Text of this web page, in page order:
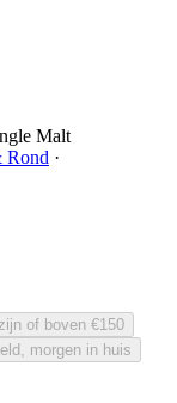
Malt
Rond ·
of boven €150
morgen in huis